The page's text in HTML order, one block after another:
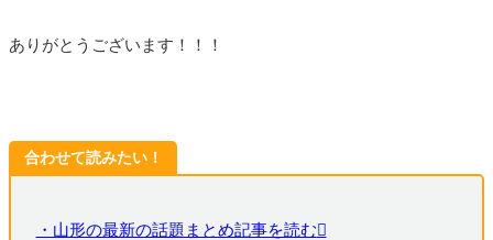
ありがとうございます！！！
合わせて読みたい！
・山形の最新の話題まとめ記事を読む